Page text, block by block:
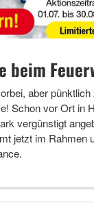
beim
aber
Schon vor Ort in
vergünstigt
jetzt im Rahmen